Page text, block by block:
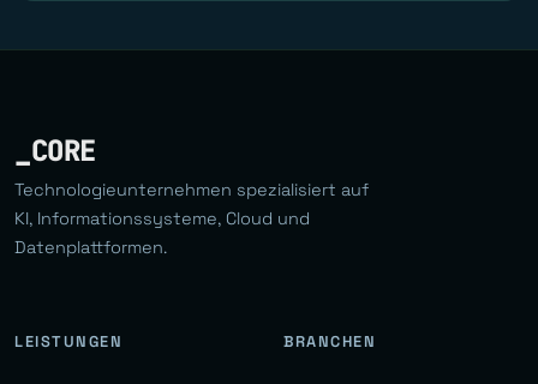
_CORE
Technologieunternehmen spezialisiert auf
KI, Informationssysteme, Cloud und
Datenplattformen.
LEISTUNGEN BRANCHEN